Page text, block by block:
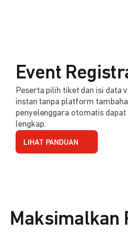
Event
Peserta pilih tiket dan isi data
instan tanpa platform
penyelenggara otomatis dapat
lengkap.
LIHAT PANDUAN
Maksimalkan